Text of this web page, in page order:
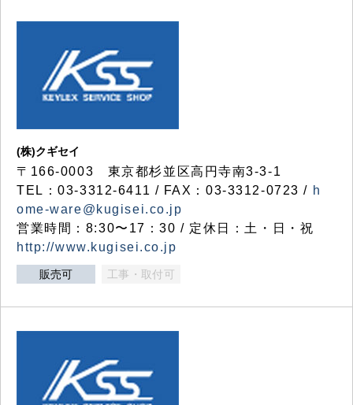
(株)クギセイ
〒166-0003 東京都杉並区高円寺南3-3-1
TEL：03-3312-6411 / FAX：03-3312-0723 / h
ome-ware@kugisei.co.jp
営業時間：8:30〜17：30 / 定休日：土・日・祝
http://www.kugisei.co.jp
販売可 工事・取付可